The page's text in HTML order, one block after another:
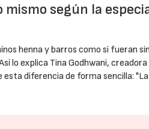
mismo según la
henna y barros como si fueran
lo explica Tina Godhwani,
diferencia de forma sencilla: